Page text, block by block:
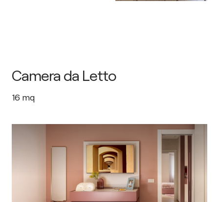
Camera da Letto
16 mq